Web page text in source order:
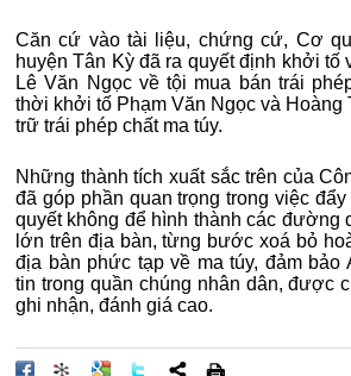
Căn cứ vào tài liệu, chứng cứ, Cơ
huyện Tân Kỳ đã ra quyết định khởi tố
Lê Văn Ngọc về tội mua bán trái
thời khởi tố Phạm Văn Ngọc và Hoàng
trữ trái phép chất ma túy.
Những thành tích xuất sắc trên của
đã góp phần quan trọng trong việc
quyết không để hình thành các đường
lớn trên địa bàn, từng bước xoá bỏ
địa bàn phức tạp về ma túy, đảm bảo
tin trong quần chúng nhân dân, được
ghi nhận, đánh giá cao.